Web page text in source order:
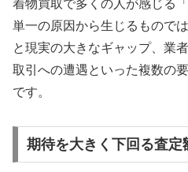
着物買取で多くの人が感じる
単一の原因から生じるもので
と現実の大きなギャップ、業
取引への遭遇といった複数の
です。
期待を大きく下回る査